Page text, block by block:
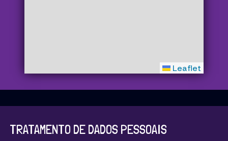
Leaflet
TRATAMENTO DE DADOS PESSOAIS